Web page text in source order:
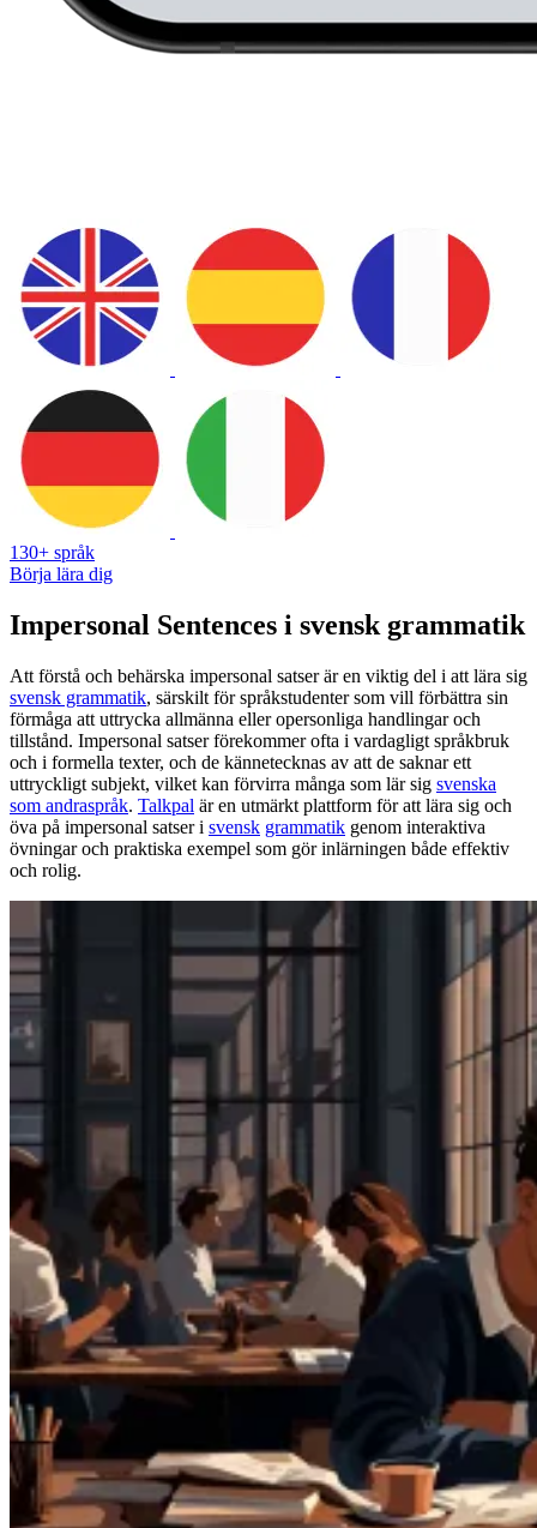
130+ språk
Börja lära dig
Impersonal Sentences i svensk grammatik
Att förstå och behärska impersonal satser är en viktig del i att lära sig
svensk grammatik, särskilt för språkstudenter som vill förbättra sin
förmåga att uttrycka allmänna eller opersonliga handlingar och
tillstånd. Impersonal satser förekommer ofta i vardagligt språkbruk
och i formella texter, och de kännetecknas av att de saknar ett
uttryckligt subjekt, vilket kan förvirra många som lär sig svenska
som andraspråk. Talkpal är en utmärkt plattform för att lära sig och
öva på impersonal satser i svensk grammatik genom interaktiva
övningar och praktiska exempel som gör inlärningen både effektiv
och rolig.